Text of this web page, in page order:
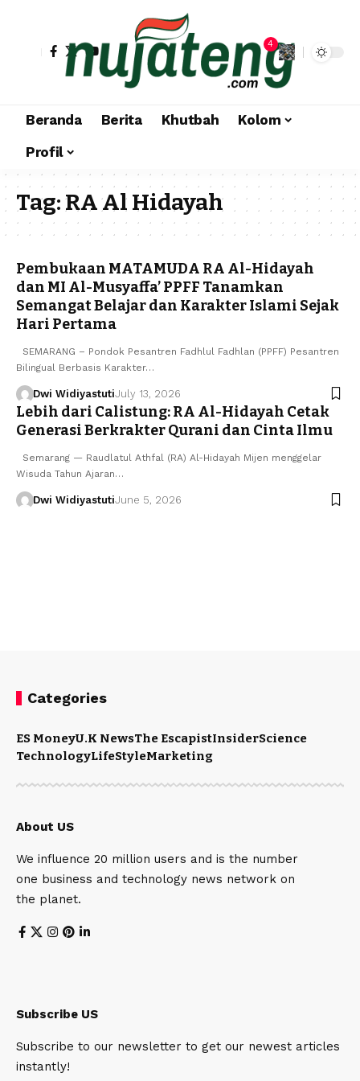
4
Beranda Berita Khutbah
Kolom
Profil
Tag:RA Al Hidayah
Pembukaan MATAMUDA RA Al-Hidayah
dan MI Al-Musyaffa’ PPFF Tanamkan
Semangat Belajar dan Karakter Islami Sejak
Hari Pertama
SEMARANG – Pondok Pesantren Fadhlul Fadhlan (PPFF) Pesantren
Bilingual Berbasis Karakter…
Dwi WidiyastutiJuly 13, 2026
Lebih dari Calistung: RA Al-Hidayah Cetak
Generasi Berkrakter Qurani dan Cinta Ilmu
Semarang — Raudlatul Athfal (RA) Al-Hidayah Mijen menggelar
Wisuda Tahun Ajaran…
Dwi WidiyastutiJune 5, 2026
Categories
ES MoneyU.K NewsThe EscapistInsiderScience
TechnologyLifeStyleMarketing
About US
We influence 20 million users and is the number
one business and technology news network on
the planet.
Subscribe US
Subscribe to our newsletter to get our newest articles
instantly!